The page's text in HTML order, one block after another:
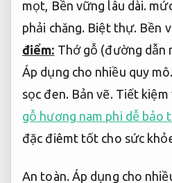
mọt, Bền vững lâu dài.
phải chăng. Biệt thự. Bền
điểm: Thớ gỗ (đường dẫn
Áp dụng cho nhiều quy mô.
sọc đen. Bản vẽ. Tiết kiệm
gỗ hương nam phi dễ bảo
đặc điêmt tốt cho sức
An toàn. Áp dụng cho